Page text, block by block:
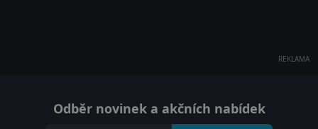
REKLAMA
Odběr novinek a akčních nabídek